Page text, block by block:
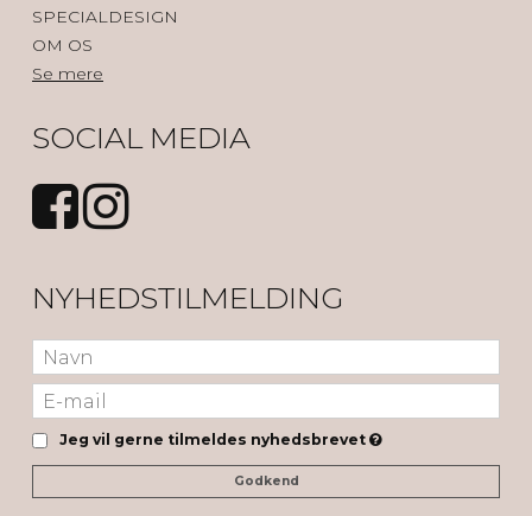
SPECIALDESIGN
OM OS
Se mere
SOCIAL MEDIA
NYHEDSTILMELDING
Jeg vil gerne tilmeldes nyhedsbrevet
Godkend